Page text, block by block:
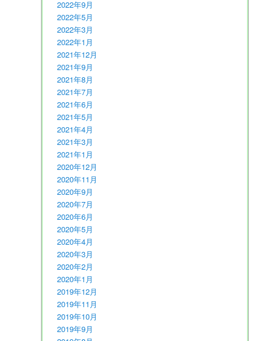
2022年9月
2022年5月
2022年3月
2022年1月
2021年12月
2021年9月
2021年8月
2021年7月
2021年6月
2021年5月
2021年4月
2021年3月
2021年1月
2020年12月
2020年11月
2020年9月
2020年7月
2020年6月
2020年5月
2020年4月
2020年3月
2020年2月
2020年1月
2019年12月
2019年11月
2019年10月
2019年9月